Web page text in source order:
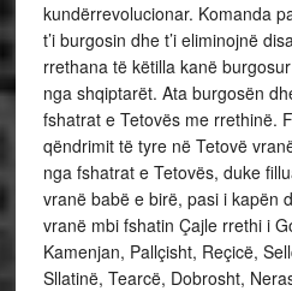
kundërrevolucionar. Komanda
t’i burgosin dhe t’i eliminojnë
rrethana të këtilla kanë
nga shqiptarët. Ata burgosën
fshatrat e Tetovës me rrethinë.
qëndrimit të tyre në Tetovë
nga fshatrat e Tetovës, duke
vranë babë e birë, pasi i kapën
vranë mbi fshatin Çajle rrethi i
Kamenjan, Pallçisht, Reçicë,
Sllatinë, Tearcë, Dobrosht,